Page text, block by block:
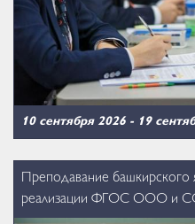
10 сентября 2026 - 19
Преподавание башкирского
реализации ФГОС ООО и